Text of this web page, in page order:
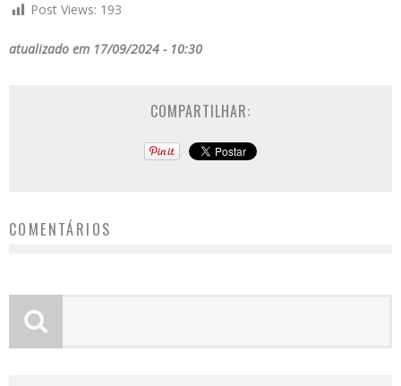
Post Views: 193
atualizado em 17/09/2024 - 10:30
COMPARTILHAR:
COMENTÁRIOS